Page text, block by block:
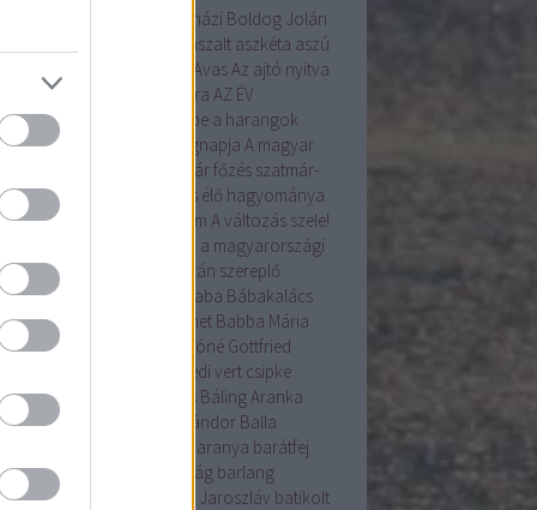
Árpádházi Boldog Jolán
aszalt aszkéta aszú
AvasAz ajtó nyitva
Az Én Újságom az Év madara AZ ÉV
a betakarítás ünnepe a harangok
mennek
a kenyér világnapja A magyar
A szilvalekvár főzés szatmár-
hagyománya
A tojásírás élő hagyománya
A Tudás 6alom A változás szele!
gyökérzettel rendelkeznek a magyarországi
A Világörökség Listán szereplő
helyszínek
baba Bábakalács
Bábtársulat
Babanet Babba Mária
Bakóné Gottfried
balatonendrédi vert csipke
Balázs-járás balázsolás Báling Aranka
Lászlóné
Bálint Sándor Balla
Baranya barátfej
Barbara Barkóság barlang
Bartha Júlia Bastyur Jaroszláv batikolt